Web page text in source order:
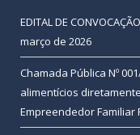
EDITAL DE
março de 2026
Chamada Pública Nº
alimentícios
Empreendedor Familiar